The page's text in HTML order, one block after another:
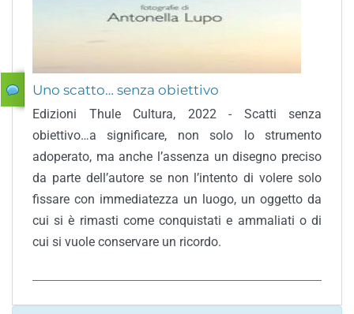
Uno scatto… senza obiettivo
Edizioni Thule Cultura, 2022 - Scatti senza
obiettivo…a significare, non solo lo strumento
adoperato, ma anche l’assenza un disegno preciso
da parte dell’autore se non l’intento di volere solo
fissare con immediatezza un luogo, un oggetto da
cui si è rimasti come conquistati e ammaliati o di
cui si vuole conservare un ricordo.